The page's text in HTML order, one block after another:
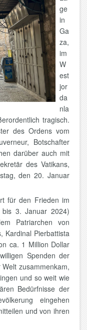
ge
in
Ga
za,
im
W
est
jor
da
nla
tragisch.
des Ordens vom
Botschafter
darüber auch mit
des Vatikans,
den 20. Januar
für den Frieden im
3. Januar 2024)
Patriarchen von
Kardinal Pierbattista
ca. 1 Million Dollar
Spenden der
zusammenkam,
und so weit wie
Bedürfnisse der
eingehen
und von ihren